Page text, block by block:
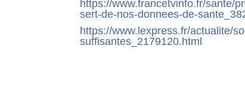
https://www.francetvinfo.fr/sante/
sert-de-nos-donnees-de-
https://www.lexpress.fr/actualite/
suffisantes_2179120.html